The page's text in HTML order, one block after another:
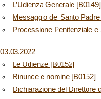
L’Udienza Generale [B0149]
Messaggio del Santo
Processione Penitenziale
03.03.2022
Le Udienze [B0152]
Rinunce e nomine [B0152]
Dichiarazione del Direttore